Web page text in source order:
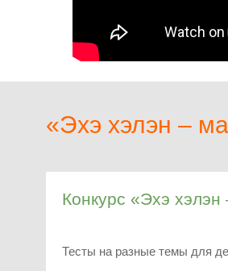
«Эхэ хэлэн –
Конкурс «Эхэ
Тесты на разные темы для